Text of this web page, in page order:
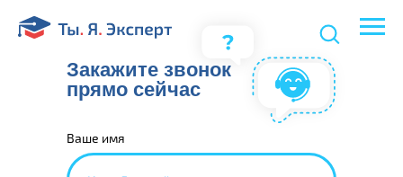
Ваше имя
Закажите звонок
прямо сейчас